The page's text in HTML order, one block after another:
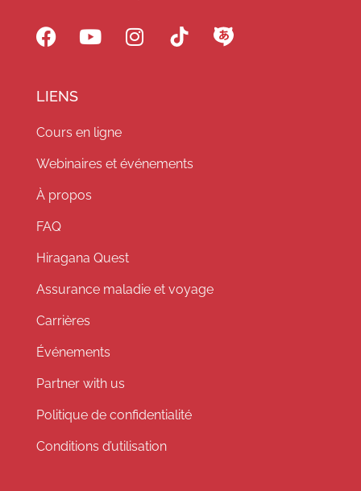
LIENS
Cours en ligne
Webinaires et événements
À propos
FAQ
Hiragana Quest
Assurance maladie et voyage
Carrières
Événements
Partner with us
Politique de confidentialité
Conditions d’utilisation